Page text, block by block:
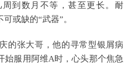
到数月不等，甚至更长。耐
或缺的“武器”。
的张大哥，他的寻常型银屑病
始服用阿维A时，心头那个焦急